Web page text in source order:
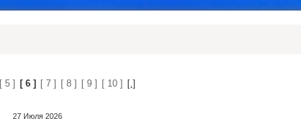
[ 5 ] [ 6 ] [ 7 ] [ 8 ] [ 9 ] [ 10 ] [.]
27 Июля 2026